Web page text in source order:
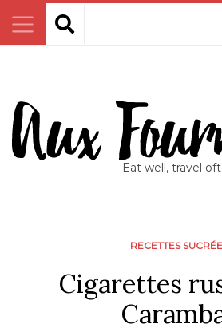
Eat well, travel
RECETTES
Cigarettes